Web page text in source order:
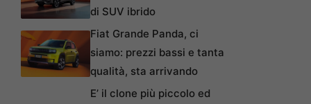
di SUV ibrido
Fiat Grande Panda, ci
siamo: prezzi bassi e tanta
qualità, sta arrivando
E’ il clone più piccolo ed